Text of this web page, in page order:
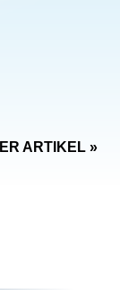
ARTIKEL »